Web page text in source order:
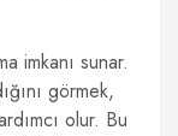
imkanı sunar.
görmek,
olur. Bu